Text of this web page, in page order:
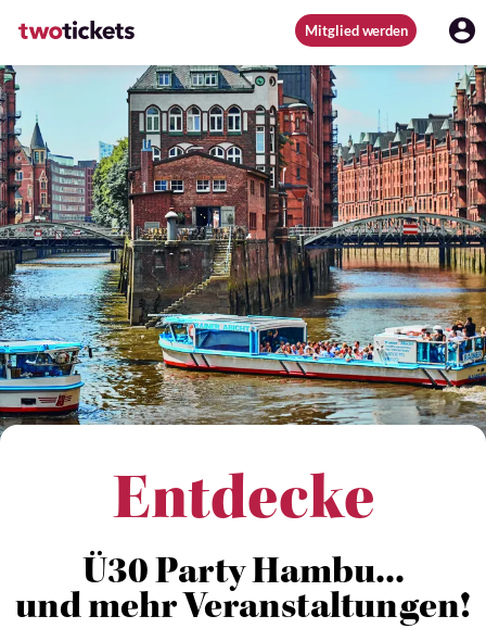
Mitglied werden
Entdecke
Ü30 Party Hambu...
und mehr Veranstaltungen!